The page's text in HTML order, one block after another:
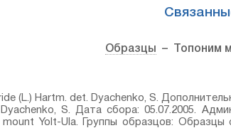
Образцы – Топоним
(L.) Hartm.⁣ det. Dyachenko, S.
S. Дата сбора: 05.07.2005.
Yolt-Ula. Группы образцов: